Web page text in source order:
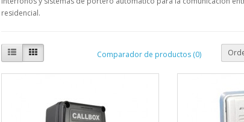
residencial.
Comparador de productos (0)